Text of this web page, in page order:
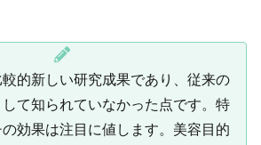
的新しい研究成果であり、従来の
て知られていなかった点です。特
効果は注目に値します。美容目的